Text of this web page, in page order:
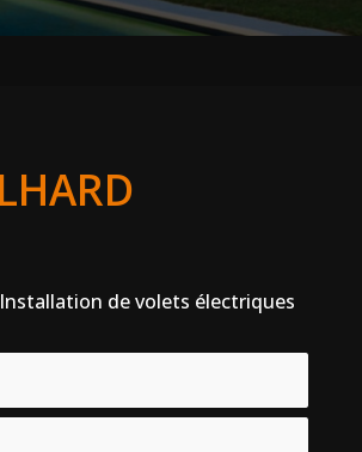
de volets électriques